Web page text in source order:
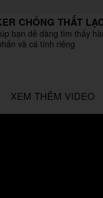
CHỐNG THẤT
bạn dễ dàng tìm thấy
và cá tính riêng
XEM THÊM VIDEO